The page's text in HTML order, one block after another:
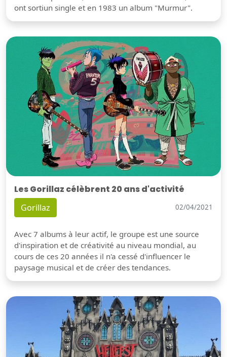
ont sortiun single et en 1983 un album "Murmur".
Les Gorillaz célèbrent 20 ans d'activité
Gorillaz 02/04/2021
Avec 7 albums à leur actif, le groupe est une source
d'inspiration et de créativité au niveau mondial, au
cours de ces 20 années il n'a cessé d'influencer le
paysage musical et de créer des tendances.